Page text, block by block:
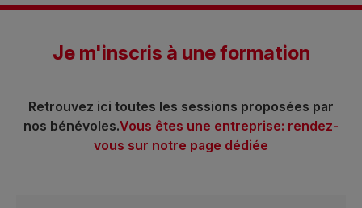
Je m'inscris à une formation
Retrouvez ici toutes les sessions proposées par
nos bénévoles.Vous êtes une entreprise: rendez-
vous sur notre page dédiée